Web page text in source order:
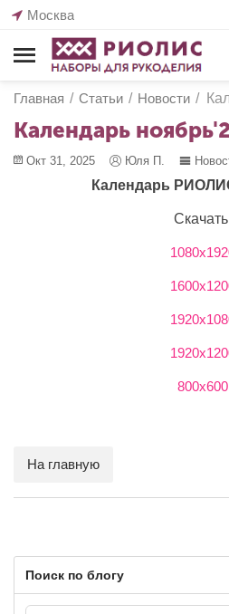
Москва
Главная / Статьи / Новости /
Календарь
Окт 31, 2025 Юля П.
Календарь
800х600
На главную
Поиск по блогу